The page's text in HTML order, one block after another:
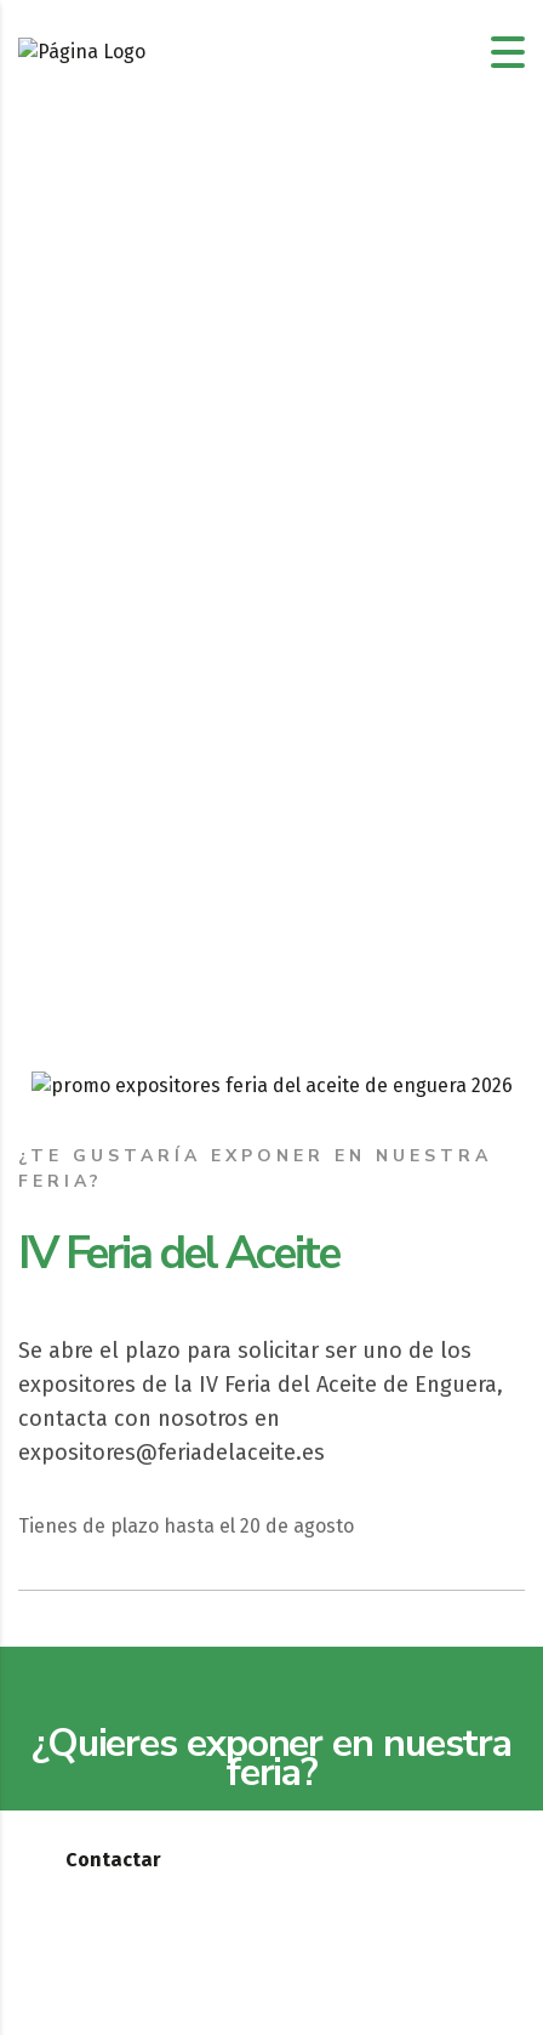
¿TE GUSTARÍA EXPONER EN NUESTRA
FERIA?
IV Feria del Aceite
Se abre el plazo para solicitar ser uno de los
expositores de la IV Feria del Aceite de Enguera,
contacta con nosotros en
expositores@feriadelaceite.es
Tienes de plazo hasta el 20 de agosto
¿Quieres exponer en nuestra
feria?
Contactar